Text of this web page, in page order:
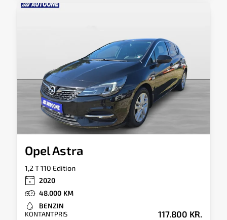
Opel Astra
1,2 T 110 Edition
117.800 KR.
KONTANTPRIS
2020
48.000
BENZIN